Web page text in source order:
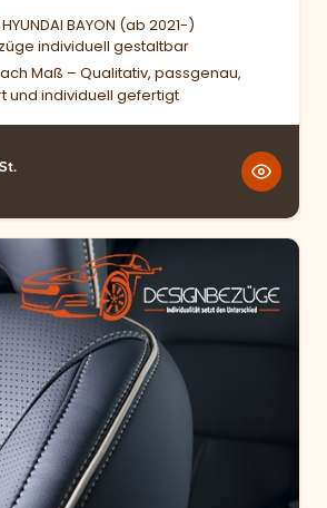
HYUNDAI BAYON (ab 2021-)
individuell gestaltbar
Maß – Qualitativ, passgenau,
und individuell gefertigt